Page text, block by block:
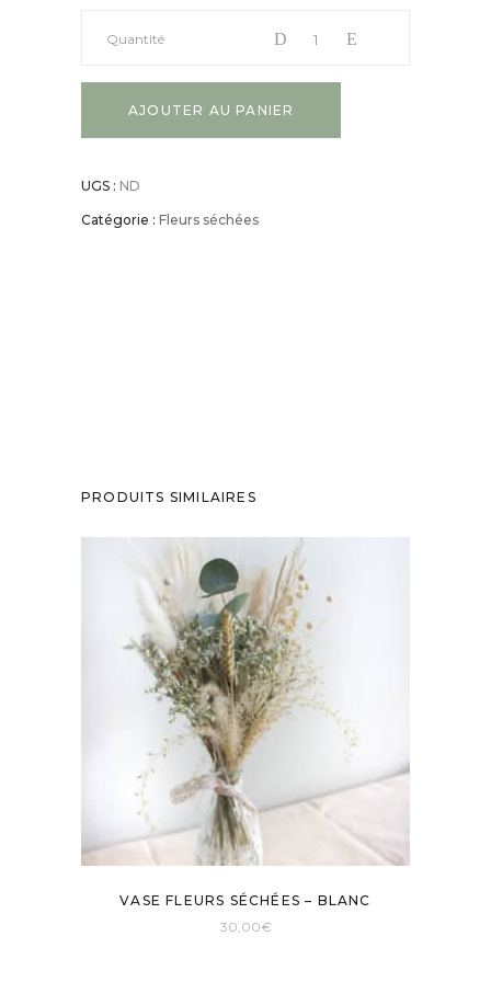
Quantité
AJOUTER AU PANIER
UGS : ND
Catégorie : Fleurs séchées
PRODUITS SIMILAIRES
VASE FLEURS SÉCHÉES – BLANC
30,00€